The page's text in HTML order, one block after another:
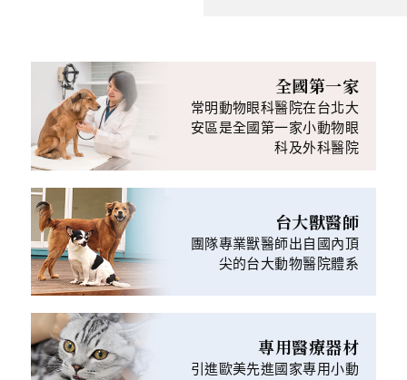
全國第一家
常明動物眼科醫院在台北大
安區是全國第一家小動物眼
科及外科醫院
台大獸醫師
團隊專業獸醫師出自國內頂
尖的台大動物醫院體系
專用醫療器材
引進歐美先進國家專用小動